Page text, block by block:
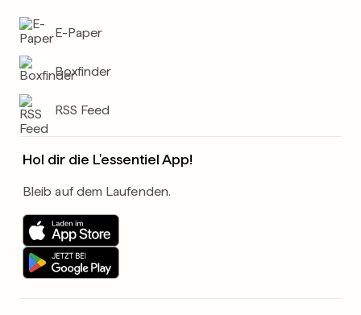
E-Paper
Boxfinder
RSS Feed
Hol dir die L'essentiel App!
Bleib auf dem Laufenden.